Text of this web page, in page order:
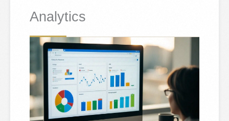
Analytics